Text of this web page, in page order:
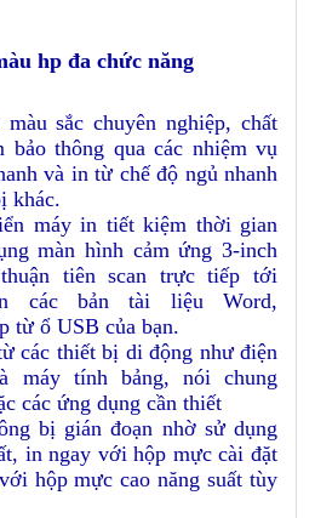
hp đa chức năng
sắc chuyên nghiệp, chất
thông qua các nhiệm vụ
và in từ chế độ ngủ nhanh
khác.
máy in tiết kiệm thời gian
màn hình cảm ứng 3-inch
tiên scan trực tiếp tới
các bản tài liệu Word,
từ ổ USB của bạn.
các thiết bị di động như điện
máy tính bảng, nói chung
các ứng dụng cần thiết
bị gián đoạn nhờ sử dụng
in ngay với hộp mực cài đặt
hộp mực cao năng suất tùy